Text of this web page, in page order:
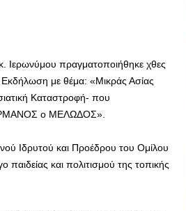
Ιερωνύμου πραγματοποιήθηκε χθες
με θέμα: «Μικράς Ασίας
Καταστροφή- που
ο ΜΕΛΩΔΟΣ».
Ιδρυτού και Προέδρου του Ομίλου
παιδείας και πολιτισμού της τοπικής